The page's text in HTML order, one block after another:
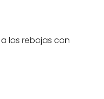
las rebajas con